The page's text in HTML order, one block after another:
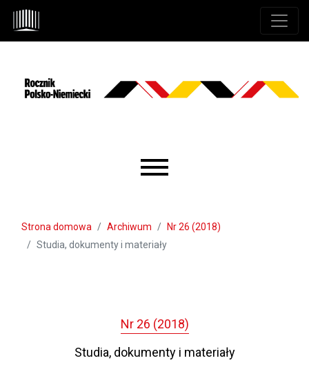
Przejdź do głównego menu
Przejdź do sekcji głównej
Przejdź do stopki
Strona domowa Archiwum
Nr 26 (2018)
Studia, dokumenty i materiały
Nr 26 (2018)
Studia, dokumenty i materiały